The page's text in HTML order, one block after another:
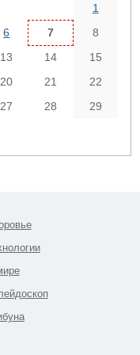
1
6 7
8
13 14
15
20 21
22
27 28
29